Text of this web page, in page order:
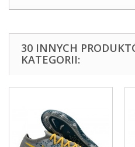
30 INNYCH
KATEGORII: